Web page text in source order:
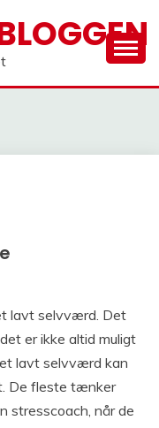
lavt selvværd. Det
er ikke altid muligt
lavt selvværd kan
De fleste tænker
stresscoach, når de